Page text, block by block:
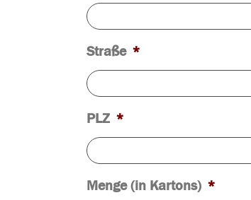
Straße *
PLZ *
Menge (in Kartons) *